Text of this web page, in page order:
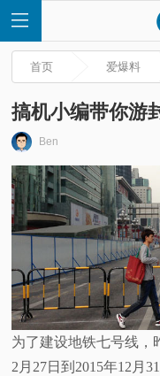
页
讯
评
首页 爱爆料
搞机小编带你游
Ben
为了建设地铁七号线，
2月27日到2015年12月